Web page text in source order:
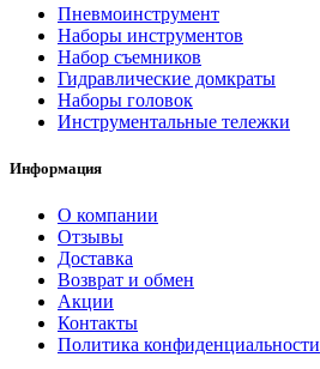
Пневмоинструмент
Наборы инструментов
Набор съемников
Гидравлические домкраты
Наборы головок
Инструментальные тележки
Информация
О компании
Отзывы
Доставка
Возврат и обмен
Акции
Контакты
Политика конфиденциальности